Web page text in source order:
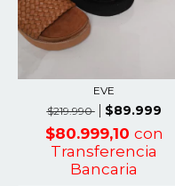
EVE
$219.990
$89.999
$80.999,10 con
Transferencia
Bancaria